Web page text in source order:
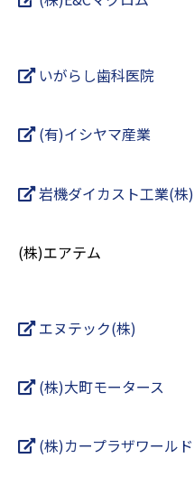
いがらし歯科医院
(有)イシヤマ産業
岩機ダイカスト工業(株)
(株)エアテム
エヌテック(株)
(株)大町モータース
(株)カープラザワールド